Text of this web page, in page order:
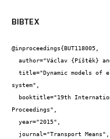
BIBTEX
@inproceedings{BUT118005,
system",
Proceedings",